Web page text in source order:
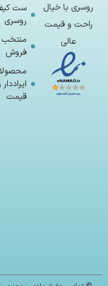
روسری با خیال
راحت و قیمت
عالی
ست
روسری
منتخب
فروش
ایراددار
قیمت